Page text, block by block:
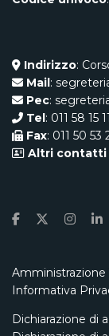
Indirizzo:
Mail:
Pec:
Tel: 011 58 15
Fax: 011 50 53
Altri contatti
Amministrazione
Informativa
Dichiarazione di